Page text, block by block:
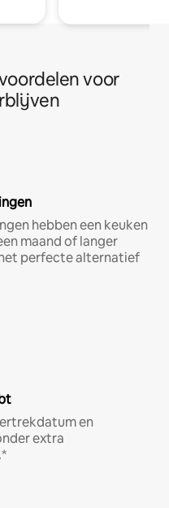
voor
hebben een keuken
maand of langer
perfecte alternatief
en
extra